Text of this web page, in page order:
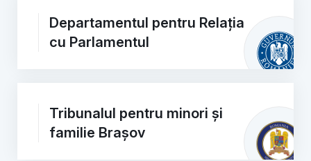
Departamentul pentru Relația
cu Parlamentul
Tribunalul pentru minori și
familie Brașov